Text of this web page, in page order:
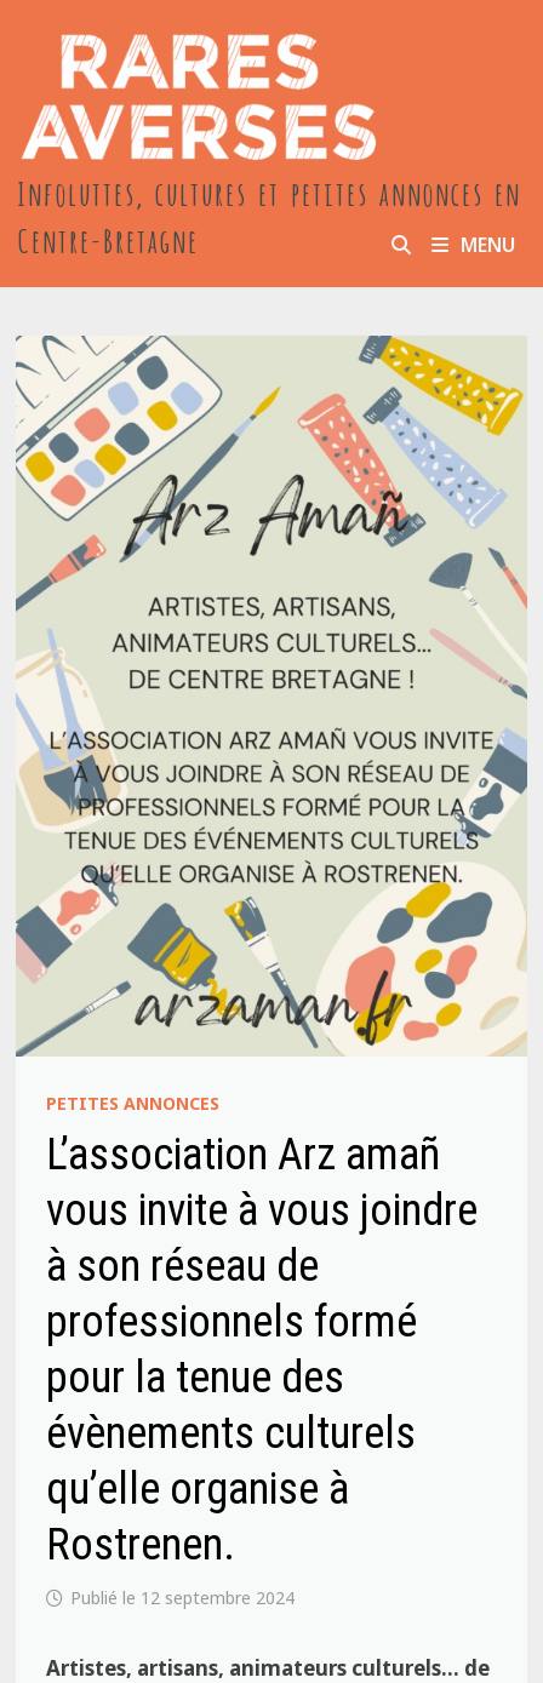
contenu
Infoluttes, cultures et petites annonces en
Centre-Bretagne
MENU
PETITES ANNONCES
L’association Arz amañ
vous invite à vous joindre
à son réseau de
professionnels formé
pour la tenue des
évènements culturels
qu’elle organise à
Rostrenen.
12 septembre 2024
Artistes, artisans, animateurs culturels… de